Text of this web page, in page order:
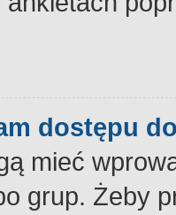
dostępu
mieć
grup. Żeby